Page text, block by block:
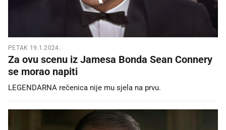
PETAK 19.1.2024.
Za ovu scenu iz Jamesa Bonda Sean Connery
se morao napiti
LEGENDARNA rečenica nije mu sjela na prvu.